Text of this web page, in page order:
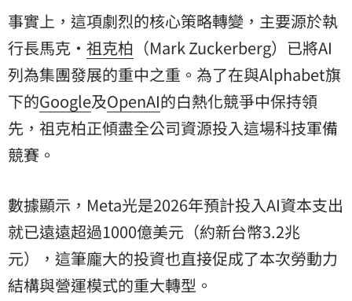
事實上，這項劇烈的核心策略轉變，主要源於執
行長馬克· 祖克柏 （Mark Zuckerberg）已將AI
列為集團發展的重中之重。為了在與Alphabet旗
下的Google及OpenAI的白熱化競爭中保持領
先，祖克柏正傾盡全公司資源投入這場科技軍備
競賽。
數據顯示，Meta光是2026年預計投入AI資本支出
就已遠遠超過1000億美元（約新台幣3.2兆
元），這筆龐大的投資也直接促成了本次勞動力
結構與營運模式的重大轉型。